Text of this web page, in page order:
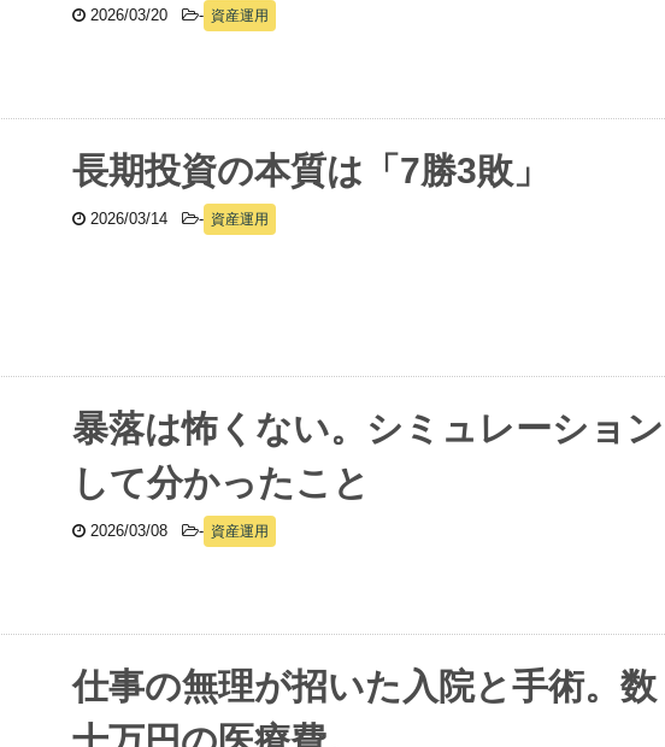
2026/03/20 - 資産運用
長期投資の本質は「7勝3敗」
2026/03/14 - 資産運用
暴落は怖くない。シミュレーション
して分かったこと
2026/03/08 - 資産運用
仕事の無理が招いた入院と手術。数